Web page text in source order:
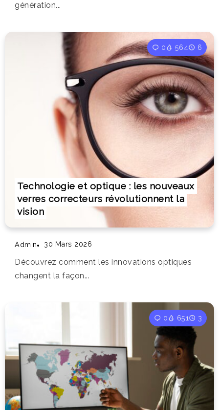
génération...
Technologie et optique : les nouveaux
verres correcteurs révolutionnent la
vision
0 564 6
Admin 30 Mars 2026
Découvrez comment les innovations optiques
changent la façon...
0 651 3